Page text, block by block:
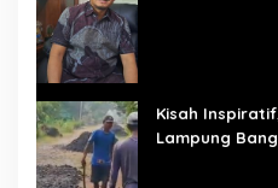
Kisah
Lampung